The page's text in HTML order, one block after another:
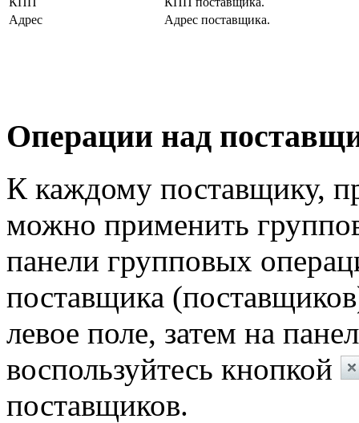
Адрес
Адрес поставщика.
Операции над
К каждому поставщику,
можно применить
панели групповых
поставщика
левое поле, затем на
воспользуйтесь кнопкой
поставщиков.